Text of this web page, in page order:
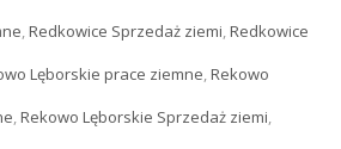
,Redkowice Sprzedaż ziemi,Redkowice
Lęborskie prace ziemne,Rekowo
,Rekowo Lęborskie Sprzedaż ziemi,